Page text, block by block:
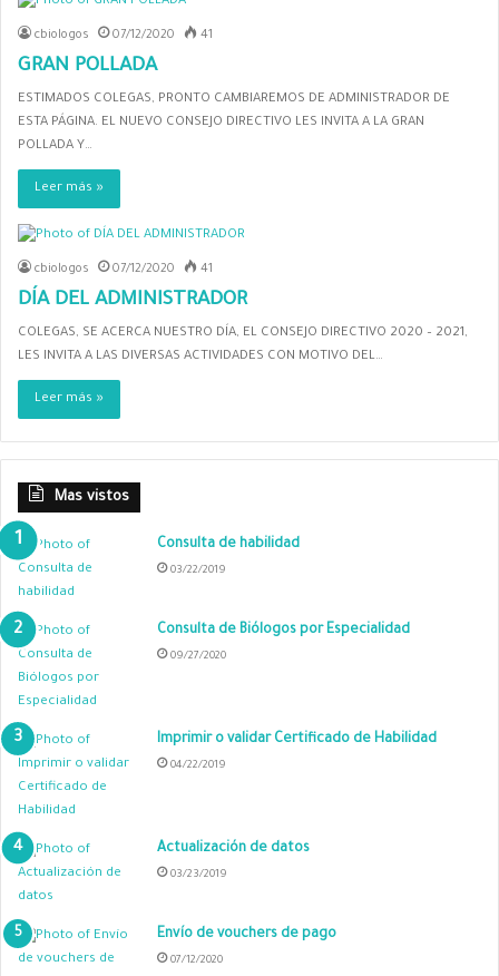
cbiologos 07/12/2020 41
GRAN POLLADA
ESTIMADOS COLEGAS, PRONTO CAMBIAREMOS DE ADMINISTRADOR DE
ESTA PÁGINA. EL NUEVO CONSEJO DIRECTIVO LES INVITA A LA GRAN
POLLADA Y…
Leer más »
cbiologos 07/12/2020 41
DÍA DEL ADMINISTRADOR
COLEGAS, SE ACERCA NUESTRO DÍA, EL CONSEJO DIRECTIVO 2020 – 2021,
LES INVITA A LAS DIVERSAS ACTIVIDADES CON MOTIVO DEL…
Leer más »
Mas vistos
Consulta de habilidad
03/22/2019
Consulta de Biólogos por Especialidad
09/27/2020
Imprimir o validar Certificado de Habilidad
04/22/2019
Actualización de datos
03/23/2019
Envío de vouchers de pago
07/12/2020